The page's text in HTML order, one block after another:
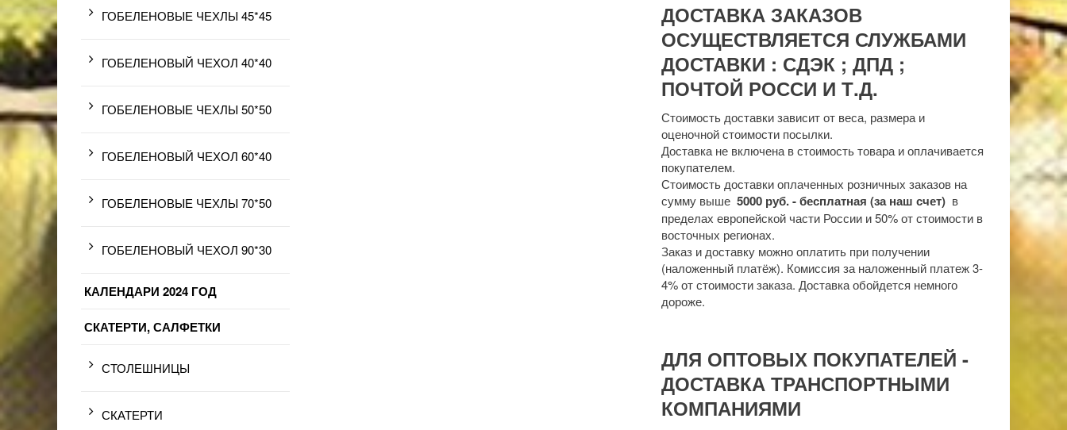
ДОСТАВКА ЗАКАЗОВ
ОСУЩЕСТВЛЯЕТСЯ СЛУЖБАМИ
ДОСТАВКИ : СДЭК ; ДПД ;
ПОЧТОЙ РОССИ И Т.Д.
Стоимость доставки зависит от веса, размера и
оценочной стоимости посылки.
Доставка не включена в стоимость товара и оплачивается
покупателем.
Стоимость доставки оплаченных розничных заказов на
сумму выше 5000 руб. - бесплатная (за наш счет) в
пределах европейской части России и 50% от стоимости в
восточных регионах.
Заказ и доставку можно оплатить при получении
(наложенный платёж). Комиссия за наложенный платеж 3-
4% от стоимости заказа. Доставка обойдется немного
дороже.
ДЛЯ ОПТОВЫХ ПОКУПАТЕЛЕЙ -
ДОСТАВКА ТРАНСПОРТНЫМИ
КОМПАНИЯМИ
ГОБЕЛЕНОВЫЕ ЧЕХЛЫ 45*45
ГОБЕЛЕНОВЫЙ ЧЕХОЛ 40*40
ГОБЕЛЕНОВЫЕ ЧЕХЛЫ 50*50
ГОБЕЛЕНОВЫЙ ЧЕХОЛ 60*40
ГОБЕЛЕНОВЫЕ ЧЕХЛЫ 70*50
ГОБЕЛЕНОВЫЙ ЧЕХОЛ 90*30
КАЛЕНДАРИ 2024 ГОД
СКАТЕРТИ, САЛФЕТКИ
СТОЛЕШНИЦЫ
СКАТЕРТИ